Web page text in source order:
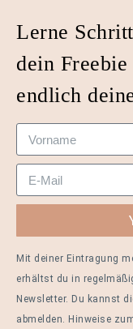
Lerne
dein
endlich
Mit deiner Eintragung
erhältst du in
Newsletter. Du kannst
abmelden. Hinweise